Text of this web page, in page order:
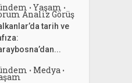
• Yaşam •
Analiz Görüş
tarih ve
• Medya •